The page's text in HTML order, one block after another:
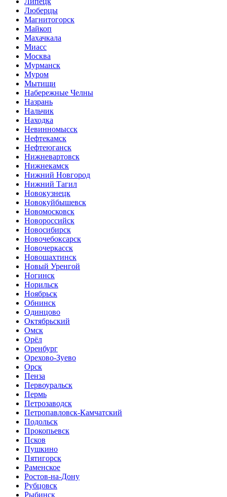
Люберцы
Магнитогорск
Майкоп
Махачкала
Миасс
Москва
Мурманск
Муром
Мытищи
Набережные Челны
Назрань
Нальчик
Находка
Невинномысск
Нефтекамск
Нефтеюганск
Нижневартовск
Нижнекамск
Нижний Новгород
Нижний Тагил
Новокузнецк
Новокуйбышевск
Новомосковск
Новороссийск
Новосибирск
Новочебоксарск
Новочеркасск
Новошахтинск
Новый Уренгой
Ногинск
Норильск
Ноябрьск
Обнинск
Одинцово
Октябрьский
Омск
Орёл
Оренбург
Орехово-Зуево
Орск
Пенза
Первоуральск
Пермь
Петрозаводск
Петропавловск-Камчатский
Подольск
Прокопьевск
Псков
Пушкино
Пятигорск
Раменское
Ростов-на-Дону
Рубцовск
Рыбинск